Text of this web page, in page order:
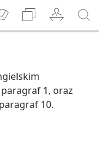
1, oraz
10.